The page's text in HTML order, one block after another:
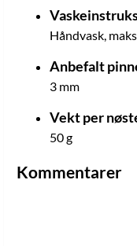
Håndvask,
Anbefalt
3 mm
Vekt per
50 g
Kommentarer